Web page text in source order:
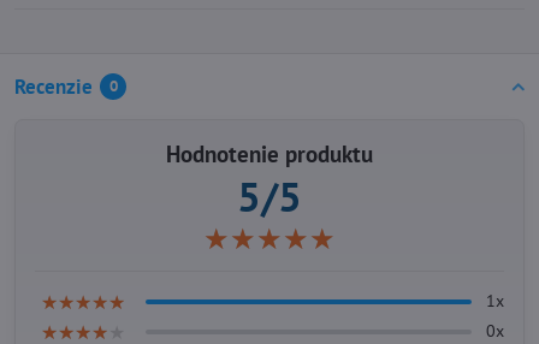
Recenzie 0
Hodnotenie produktu
5/5
★★★★★
★★★★★
★★★★★
★★★★★
★★★★★
★★★★★ 1x
★★★★★
★★★★★
★★★★★ 0x